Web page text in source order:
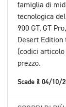
famiglia di
tecnologica
900 GT, GT
Desert
(codici articolo
prezzo.
Scade il 04/10/